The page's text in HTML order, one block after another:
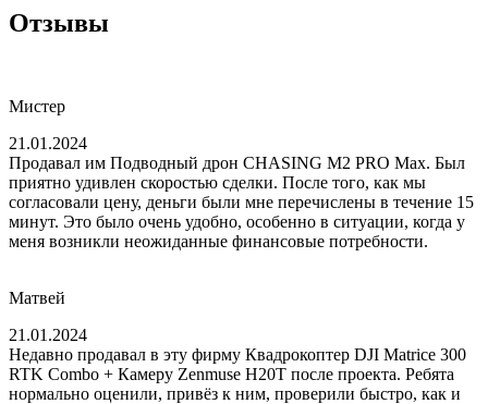
Отзывы
Мистер
21.01.2024
Продавал им Подводный дрон CHASING M2 PRO Max. Был
приятно удивлен скоростью сделки. После того, как мы
согласовали цену, деньги были мне перечислены в течение 15
минут. Это было очень удобно, особенно в ситуации, когда у
меня возникли неожиданные финансовые потребности.
Матвей
21.01.2024
Недавно продавал в эту фирму Квадрокоптер DJI Matrice 300
RTK Combo + Камеру Zenmuse H20T после проекта. Ребята
нормально оценили, привёз к ним, проверили быстро, как и